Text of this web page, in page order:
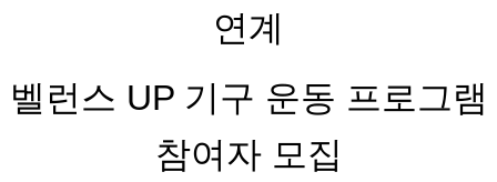
연계
벨런스 UP 기구 운동 프로그램
참여자 모집